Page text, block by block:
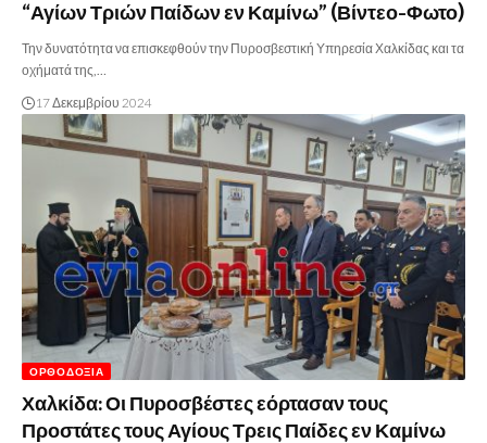
“Αγίων Τριών Παίδων εν Καμίνω” (Βίντεο-Φωτο)
Την δυνατότητα να επισκεφθούν την Πυροσβεστική Υπηρεσία Χαλκίδας και τα
οχήματά της,…
17 Δεκεμβρίου 2024
ΟΡΘΟΔΟΞΊΑ
Χαλκίδα: Οι Πυροσβέστες εόρτασαν τους
Προστάτες τους Αγίους Τρεις Παίδες εν Καμίνω